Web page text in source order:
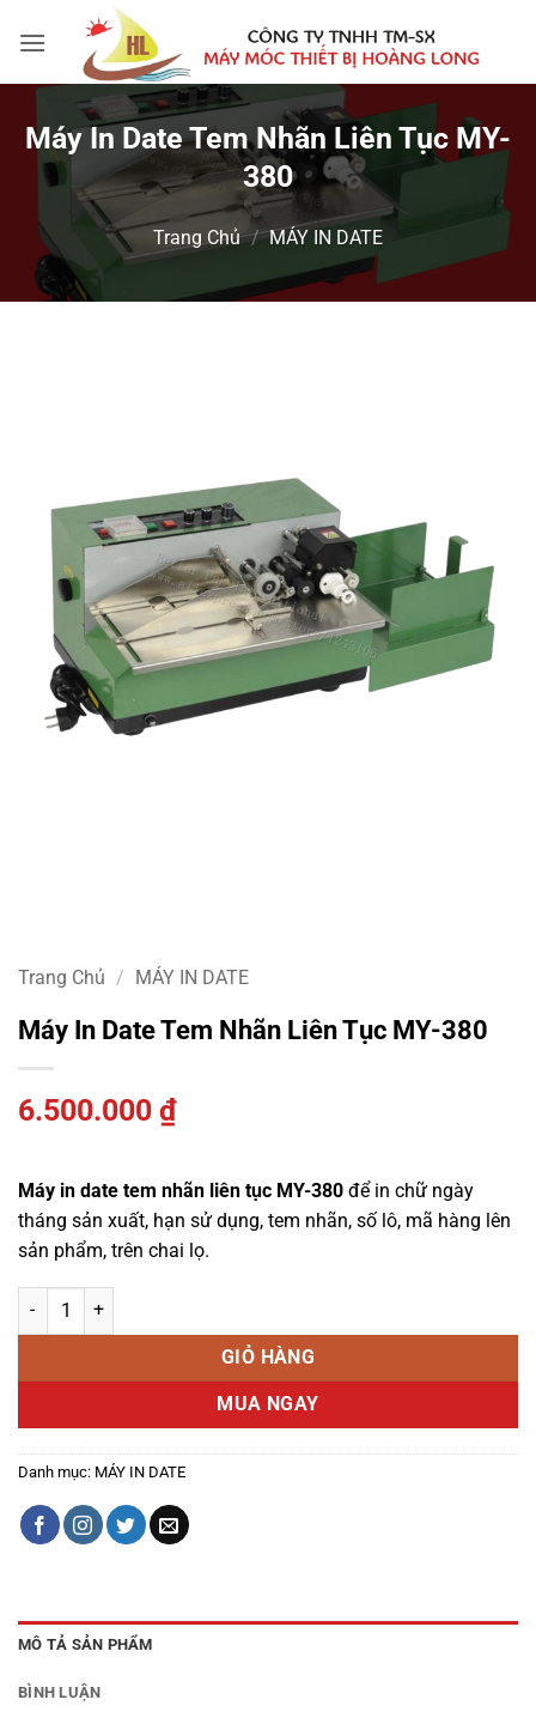
qua
Máy In Date Tem Nhãn Liên Tục MY-
380
Trang Chủ / MÁY IN DATE
Trang Chủ / MÁY IN DATE
Máy In Date Tem Nhãn Liên Tục MY-380
6.500.000 ₫
Máy in date tem nhãn liên tục MY-380 để in chữ ngày
tháng sản xuất, hạn sử dụng, tem nhãn, số lô, mã hàng lên
sản phẩm, trên chai lọ.
Máy in date tem nhãn liên tục MY-380 số lượng
GIỎ HÀNG
MUA NGAY
Danh mục: MÁY IN DATE
MÔ TẢ SẢN PHẨM
BÌNH LUẬN